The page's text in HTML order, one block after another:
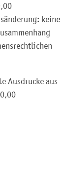
keine
Ausdrucke aus